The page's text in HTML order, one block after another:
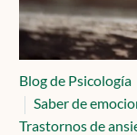
Blog de Psicología
Saber de
Trastornos de